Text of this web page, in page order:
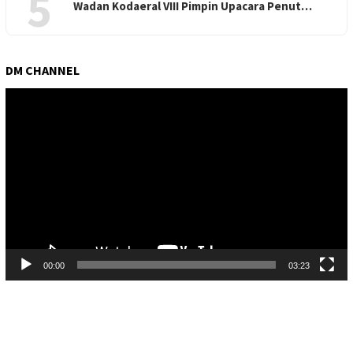
Wadan Kodaeral VIII Pimpin Upacara Penut…
DM CHANNEL
00:00 03:23